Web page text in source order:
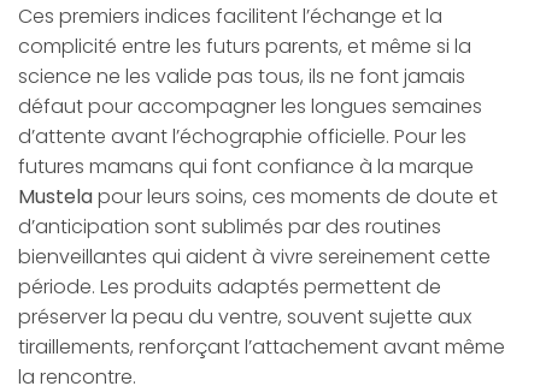
Ces premiers indices facilitent l’échange et la
complicité entre les futurs parents, et même si la
science ne les valide pas tous, ils ne font jamais
défaut pour accompagner les longues semaines
d’attente avant l’échographie officielle. Pour les
futures mamans qui font confiance à la marque
Mustelapour leurs soins, ces moments de doute et
d’anticipation sont sublimés par des routines
bienveillantes qui aident à vivre sereinement cette
période. Les produits adaptés permettent de
préserver la peau du ventre, souvent sujette aux
tiraillements, renforçant l’attachement avant même
la rencontre.